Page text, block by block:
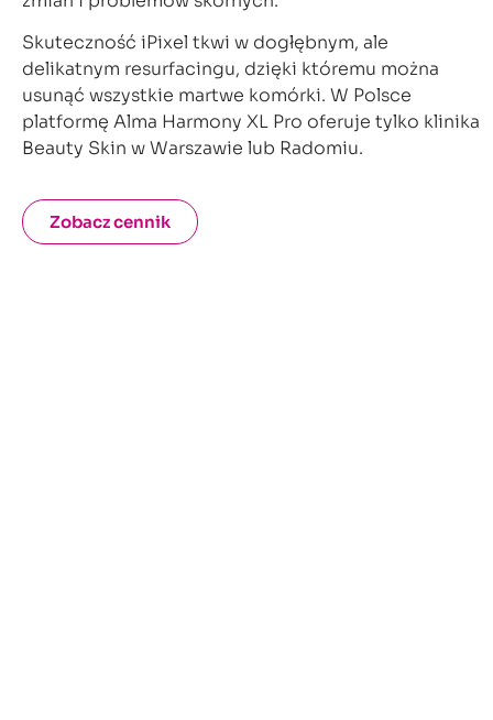
Skuteczność iPixel tkwi w dogłębnym, ale
delikatnym resurfacingu, dzięki któremu można
usunąć wszystkie martwe komórki. W Polsce
platformę Alma Harmony XL Pro oferuje tylko klinika
Beauty Skin w Warszawie lub Radomiu.
Zobacz cennik